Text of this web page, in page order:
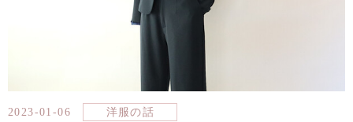
2023-01-06 洋服の話